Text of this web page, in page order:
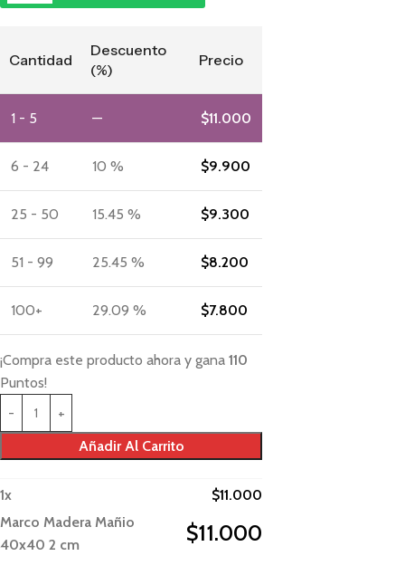
Cantidad
Descuento
(%)
Precio
1 - 5 — $11.000
6 - 24 10 % $9.900
25 - 50 15.45 % $9.300
51 - 99 25.45 % $8.200
100+ 29.09 % $7.800
¡Compra este producto ahora y gana 110
Puntos!
Añadir Al Carrito
1x $11.000
Marco Madera Mañio
40x40 2 cm
$11.000